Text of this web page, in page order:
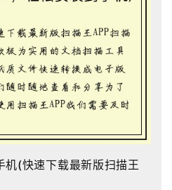
(快速下载最新版扫描王